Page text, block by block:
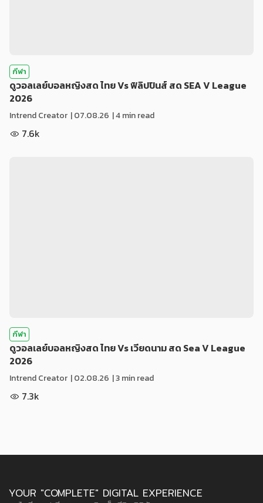
กีฬา
ดูวอลเลย์บอลหญิงสด ไทย Vs ฟิลิปปินส์ สด SEA V League
2026
Intrend Creator |07.08.26 | 4 min read
7.6k
กีฬา
ดูวอลเลย์บอลหญิงสด ไทย Vs เวียดนาม สด Sea V League
2026
Intrend Creator |02.08.26 | 3 min read
7.3k
YOUR "COMPLETE" DIGITAL EXPERIENCE